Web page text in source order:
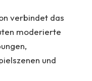
verbindet das
moderierte
und